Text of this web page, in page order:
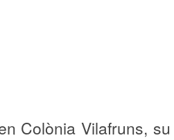
Colònia Vilafruns, su